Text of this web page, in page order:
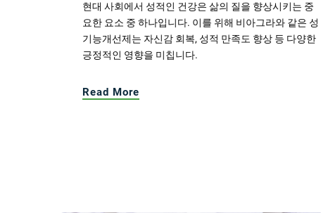
현대 사회에서 성적인 건강은 삶의 질을 향상시키는 중
요한 요소 중 하나입니다. 이를 위해 비아그라와 같은 성
기능개선제는 자신감 회복, 성적 만족도 향상 등 다양한
긍정적인 영향을 미칩니다.
Read More